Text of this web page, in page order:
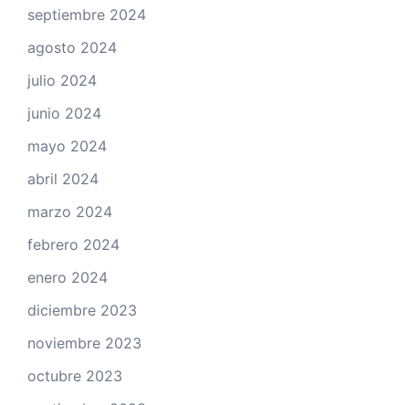
septiembre 2024
agosto 2024
julio 2024
junio 2024
mayo 2024
abril 2024
marzo 2024
febrero 2024
enero 2024
diciembre 2023
noviembre 2023
octubre 2023